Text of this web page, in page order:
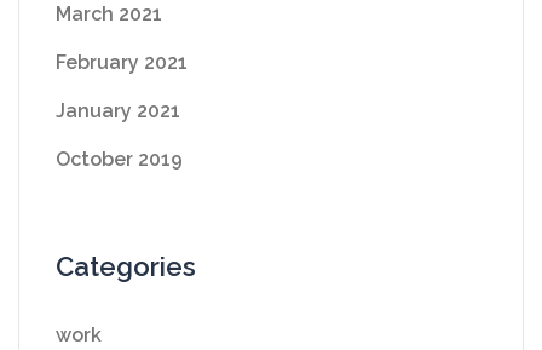
March 2021
February 2021
January 2021
October 2019
Categories
work